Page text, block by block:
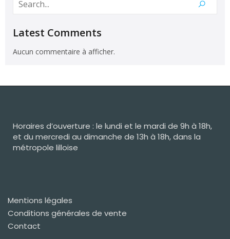
Latest Comments
Aucun commentaire à afficher.
Horaires d’ouverture : le lundi et le mardi de 9h à 18h,
et du mercredi au dimanche de 13h à 18h, dans la
métropole lilloise
Mentions légales
Conditions générales de vente
Contact